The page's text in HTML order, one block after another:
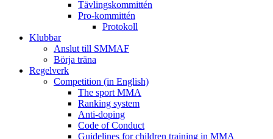
Tävlingskommittén
Pro-kommittén
Protokoll
Klubbar
Anslut till SMMAF
Börja träna
Regelverk
Competition (in English)
The sport MMA
Ranking system
Anti-doping
Code of Conduct
Guidelines for children training in MMA